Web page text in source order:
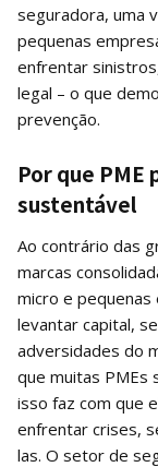
seguradora, uma
pequenas
enfrentar
legal – o que
prevenção.
Por que PME
sustentável
Ao contrário das
marcas
micro e
levantar capital,
adversidades do
que muitas PMEs
isso faz com que
enfrentar crises,
las. O setor de